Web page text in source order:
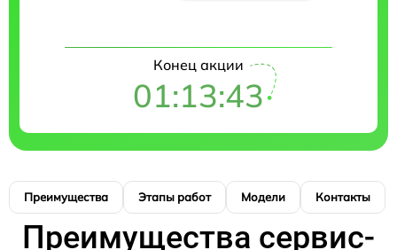
Конец акции
01:13:41
Преимущества Этапы работ Модели Контакты
Преимущества сервис-